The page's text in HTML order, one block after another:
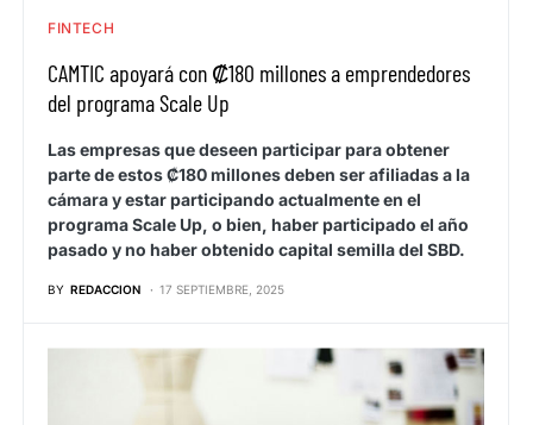
FINTECH
CAMTIC apoyará con ₡180 millones a emprendedores
del programa Scale Up
Las empresas que deseen participar para obtener
parte de estos ₡180 millones deben ser afiliadas a la
cámara y estar participando actualmente en el
programa Scale Up, o bien, haber participado el año
pasado y no haber obtenido capital semilla del SBD.
BY REDACCION 17 SEPTIEMBRE, 2025